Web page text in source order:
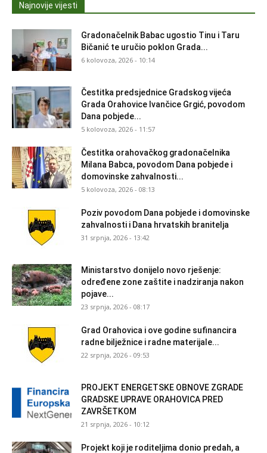
Najnovije vijesti
Gradonačelnik Babac ugostio Tinu i Taru
Bičanić te uručio poklon Grada...
6 kolovoza, 2026 - 10:14
Čestitka predsjednice Gradskog vijeća
Grada Orahovice Ivančice Grgić, povodom
Dana pobjede...
5 kolovoza, 2026 - 11:57
Čestitka orahovačkog gradonačelnika
Milana Babca, povodom Dana pobjede i
domovinske zahvalnosti...
5 kolovoza, 2026 - 08:13
Poziv povodom Dana pobjede i domovinske
zahvalnosti i Dana hrvatskih branitelja
31 srpnja, 2026 - 13:42
Ministarstvo donijelo novo rješenje:
određene zone zaštite i nadziranja nakon
pojave...
23 srpnja, 2026 - 08:17
Grad Orahovica i ove godine sufinancira
radne bilježnice i radne materijale...
22 srpnja, 2026 - 09:53
PROJEKT ENERGETSKE OBNOVE ZGRADE
GRADSKE UPRAVE ORAHOVICA PRED
ZAVRŠETKOM
21 srpnja, 2026 - 10:12
Projekt koji je roditeljima donio predah, a